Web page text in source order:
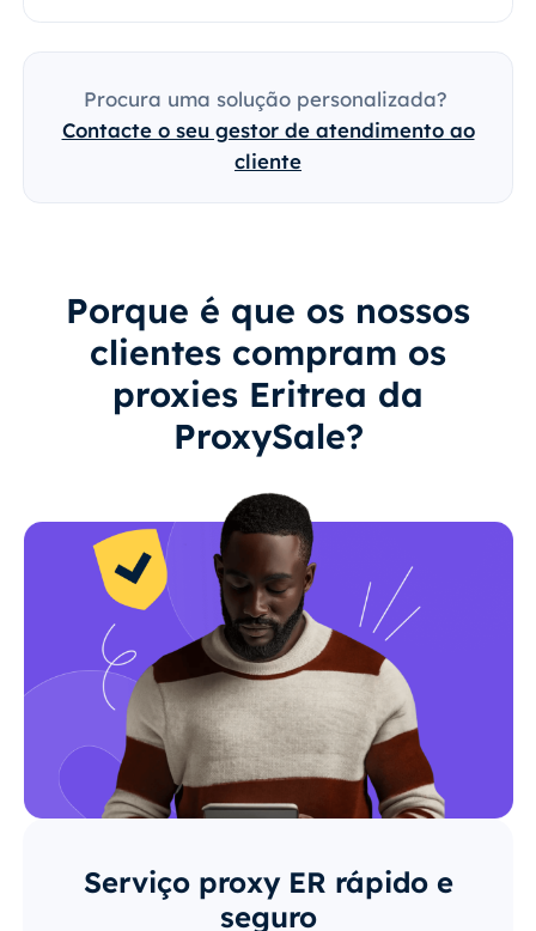
Procura uma solução personalizada?
Contacte o seu gestor de atendimento ao
cliente
Porque é que os nossos
clientes compram os
proxies Eritrea da
ProxySale?
Serviço proxy ER rápido e
seguro